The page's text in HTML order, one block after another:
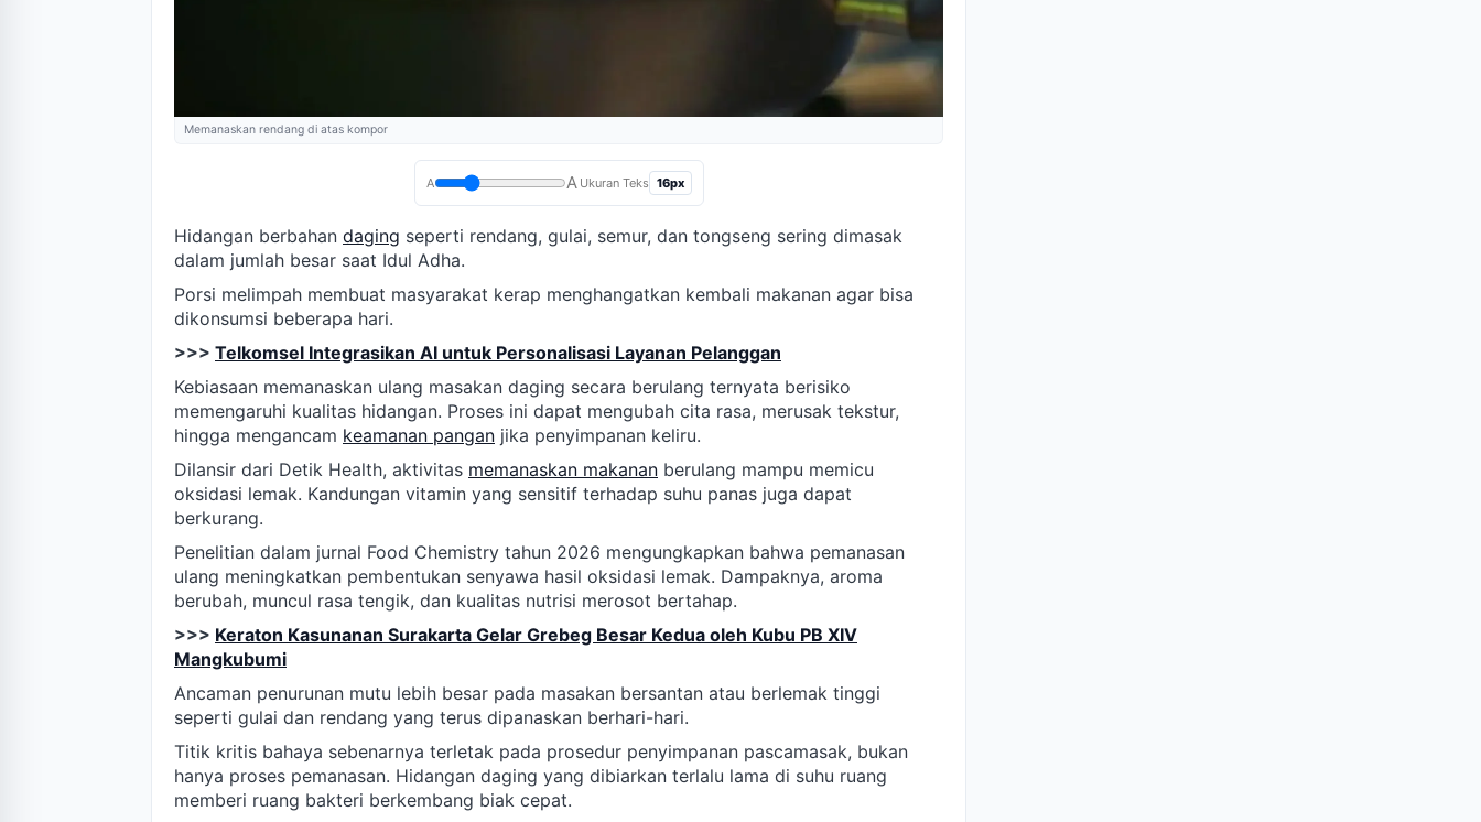
Memanaskan rendang di atas kompor
A A Ukuran Teks 16px
Hidangan berbahan daging seperti rendang, gulai, semur, dan tongseng sering dimasak
dalam jumlah besar saat Idul Adha.
Porsi melimpah membuat masyarakat kerap menghangatkan kembali makanan agar bisa
dikonsumsi beberapa hari.
>>> Telkomsel Integrasikan AI untuk Personalisasi Layanan Pelanggan
Kebiasaan memanaskan ulang masakan daging secara berulang ternyata berisiko
memengaruhi kualitas hidangan. Proses ini dapat mengubah cita rasa, merusak tekstur,
hingga mengancam keamanan pangan jika penyimpanan keliru.
Dilansir dari Detik Health, aktivitas memanaskan makanan berulang mampu memicu
oksidasi lemak. Kandungan vitamin yang sensitif terhadap suhu panas juga dapat
berkurang.
Penelitian dalam jurnal Food Chemistry tahun 2026 mengungkapkan bahwa pemanasan
ulang meningkatkan pembentukan senyawa hasil oksidasi lemak. Dampaknya, aroma
berubah, muncul rasa tengik, dan kualitas nutrisi merosot bertahap.
>>> Keraton Kasunanan Surakarta Gelar Grebeg Besar Kedua oleh Kubu PB XIV
Mangkubumi
Ancaman penurunan mutu lebih besar pada masakan bersantan atau berlemak tinggi
seperti gulai dan rendang yang terus dipanaskan berhari-hari.
Titik kritis bahaya sebenarnya terletak pada prosedur penyimpanan pascamasak, bukan
hanya proses pemanasan. Hidangan daging yang dibiarkan terlalu lama di suhu ruang
memberi ruang bakteri berkembang biak cepat.